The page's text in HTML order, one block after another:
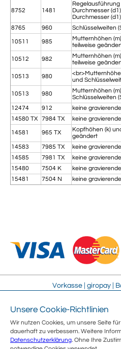
8752 1481
Regelausführung
Durchmesser
Durchmesser
8765
960 Schlüsselweiten
10511 985
Mutternhöhen
teilweise
10512 982
Mutternhöhen
teilweise
10513 980
und
10513 980
Mutternhöhen
Schlüsselweiten
12474
912
keine
14580 TX
7984 TX keine
14581 965 TX
Kopfhöhen (k)
geändert
14583
7985 TX
keine
14585
7981 TX
keine
15480
7504 K
keine
15481
7504 N keine
Vorkasse | giropay |
AGB
Sicherheit
Datenschutz
Unsere Cookie-Richtlinien
Wir nutzen Cookies, um unsere Seite
dauerhaft zu verbessern. Weitere
Datenschutzerklärung. Ohne Ihre